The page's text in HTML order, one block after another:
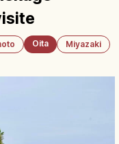
Oita
Miyazaki